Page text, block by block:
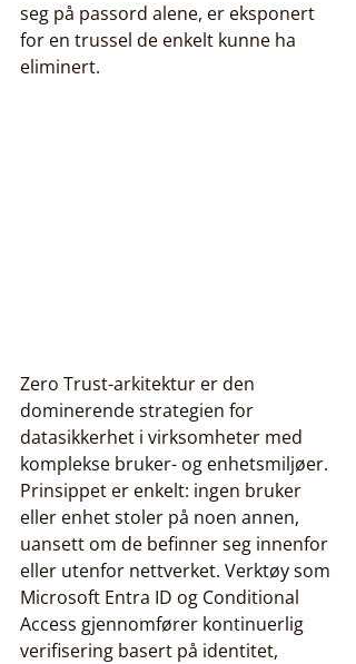
seg på passord alene, er eksponert
for en trussel de enkelt kunne ha
eliminert.
Zero Trust-arkitektur er den
dominerende strategien for
datasikkerhet i virksomheter med
komplekse bruker- og enhetsmiljøer.
Prinsippet er enkelt: ingen bruker
eller enhet stoler på noen annen,
uansett om de befinner seg innenfor
eller utenfor nettverket. Verktøy som
Microsoft Entra ID og Conditional
Access gjennomfører kontinuerlig
verifisering basert på identitet,